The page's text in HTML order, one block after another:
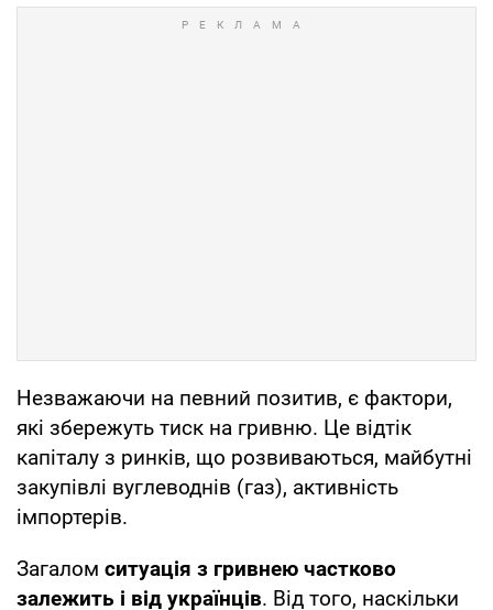
Незважаючи на певний позитив, є фактори,
які збережуть тиск на гривню. Це відтік
капіталу з ринків, що розвиваються, майбутні
закупівлі вуглеводнів (газ), активність
імпортерів.
Загалом ситуація з гривнею частково
залежить і від українців. Від того, наскільки